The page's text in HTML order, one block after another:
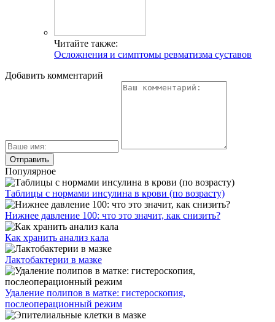
Читайте также:
Осложнения и симптомы ревматизма суставов
Добавить комментарий
Популярное
Таблицы с нормами инсулина в крови (по возрасту)
Нижнее давление 100: что это значит, как снизить?
Как хранить анализ кала
Лактобактерии в мазке
Удаление полипов в матке: гистероскопия,
послеоперационный режим